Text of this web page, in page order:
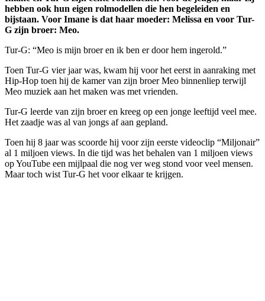
hebben ook hun eigen rolmodellen die hen begeleiden en
bijstaan. Voor Imane is dat haar moeder: Melissa en voor Tur-
G zijn broer: Meo.
Tur-G: “Meo is mijn broer en ik ben er door hem ingerold.”
Toen Tur-G vier jaar was, kwam hij voor het eerst in aanraking met
Hip-Hop toen hij de kamer van zijn broer Meo binnenliep terwijl
Meo muziek aan het maken was met vrienden.
Tur-G leerde van zijn broer en kreeg op een jonge leeftijd veel mee.
Het zaadje was al van jongs af aan gepland.
Toen hij 8 jaar was scoorde hij voor zijn eerste videoclip “Miljonair”
al 1 miljoen views. In die tijd was het behalen van 1 miljoen views
op YouTube een mijlpaal die nog ver weg stond voor veel mensen.
Maar toch wist Tur-G het voor elkaar te krijgen.